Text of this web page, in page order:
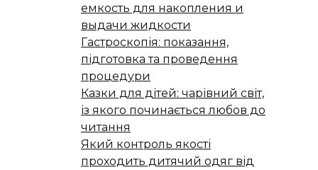
емкость для накопления и
выдачи жидкости
Гастроскопія: показання,
підготовка та проведення
процедури
Казки для дітей: чарівний світ,
із якого починається любов до
читання
Який контроль якості
проходить дитячий одяг від